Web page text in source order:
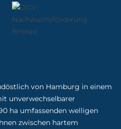
von Hamburg in einem
unverwechselbarer
ha umfassenden welligen
zwischen hartem